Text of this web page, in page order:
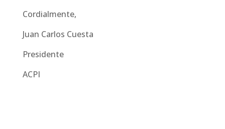
Cordialmente,
Juan Carlos Cuesta
Presidente
ACPI